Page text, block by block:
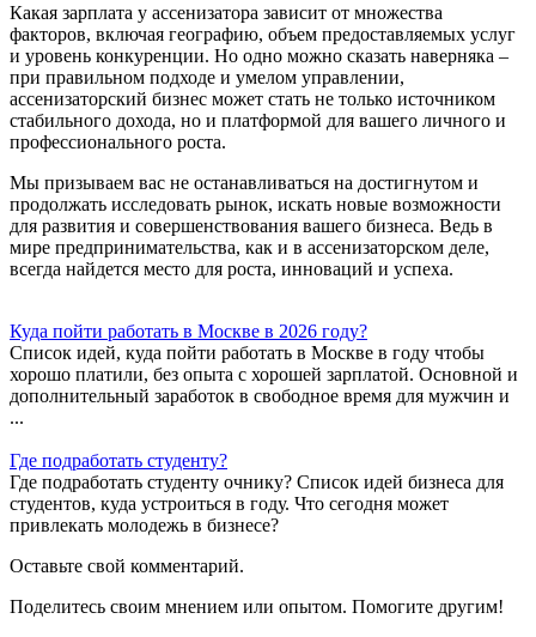
Какая зарплата у ассенизатора зависит от множества
факторов, включая географию, объем предоставляемых услуг
и уровень конкуренции. Но одно можно сказать наверняка –
при правильном подходе и умелом управлении,
ассенизаторский бизнес может стать не только источником
стабильного дохода, но и платформой для вашего личного и
профессионального роста.
Мы призываем вас не останавливаться на достигнутом и
продолжать исследовать рынок, искать новые возможности
для развития и совершенствования вашего бизнеса. Ведь в
мире предпринимательства, как и в ассенизаторском деле,
всегда найдется место для роста, инноваций и успеха.
Куда пойти работать в Москве в 2026 году?
Список идей, куда пойти работать в Москве в году чтобы
хорошо платили, без опыта с хорошей зарплатой. Основной и
дополнительный заработок в свободное время для мужчин и
...
Где подработать студенту?
Где подработать студенту очнику? Список идей бизнеса для
студентов, куда устроиться в году. Что сегодня может
привлекать молодежь в бизнесе?
Оставьте свой комментарий.
Поделитесь своим мнением или опытом. Помогите другим!